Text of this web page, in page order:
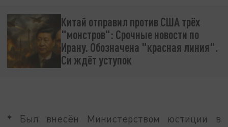
Китай отправил против США трёх
"монстров": Срочные новости по
Ирану. Обозначена "красная линия".
Си ждёт уступок
* Был внесён Министерством юстиции в